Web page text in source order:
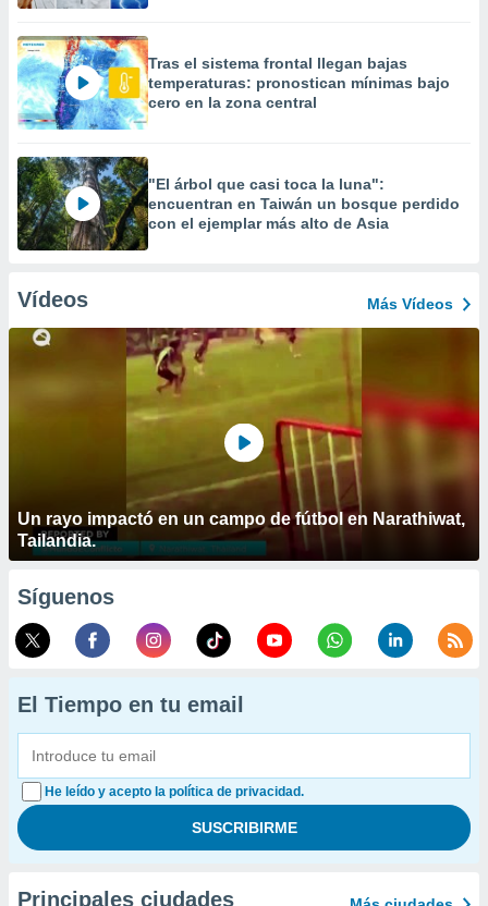
Tras el sistema frontal llegan bajas
temperaturas: pronostican mínimas bajo
cero en la zona central
"El árbol que casi toca la luna":
encuentran en Taiwán un bosque perdido
con el ejemplar más alto de Asia
Vídeos Más Vídeos
Un rayo impactó en un campo de fútbol en Narathiwat,
Tailandia.
Síguenos
El Tiempo en tu email
He leído y acepto la política de privacidad.
Principales ciudades